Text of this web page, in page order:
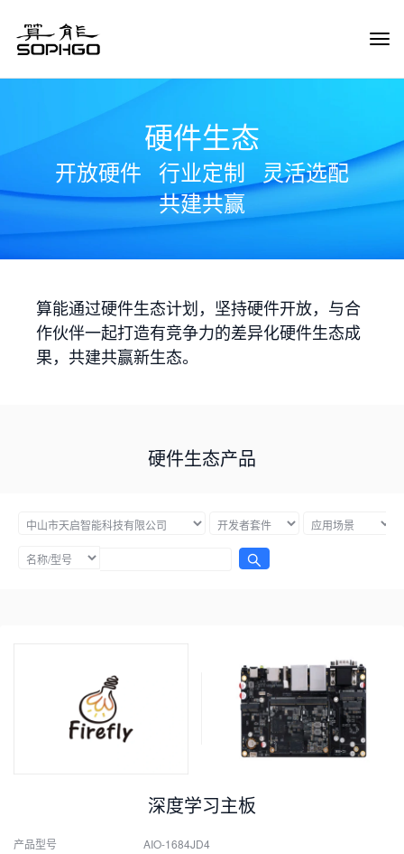
硬件生态
开放硬件 行业定制
灵活选配
共建共赢
算能通过硬件生态计划，坚持硬件开放，与合
作伙伴一起打造有竞争力的差异化硬件生态成
果，共建共赢新生态。
硬件生态产品
深度学习主板
产品型号
AIO-1684JD4